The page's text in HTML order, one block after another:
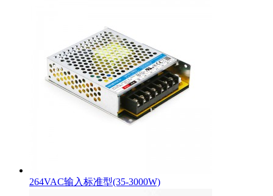
264VAC输入标准型(35-3000W)